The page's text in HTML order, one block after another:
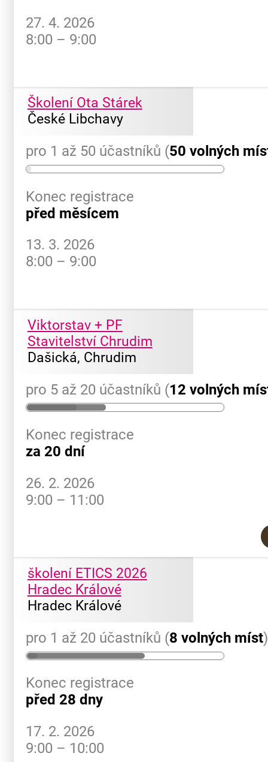
27. 4. 2026
8:00 – 9:00
Školení Ota Stárek
České Libchavy
pro 1 až 50 účastníků (50 volných
Konec registrace
před měsícem
13. 3. 2026
8:00 – 9:00
Viktorstav + PF
Stavitelství Chrudim
Dašická, Chrudim
pro 5 až 20 účastníků (12 volných
Konec registrace
za 20 dní
26. 2. 2026
9:00 – 11:00
školení ETICS 2026
Hradec Králové
Hradec Králové
pro 1 až 20 účastníků (8 volných míst)
Konec registrace
před 28 dny
17. 2. 2026
9:00 – 10:00